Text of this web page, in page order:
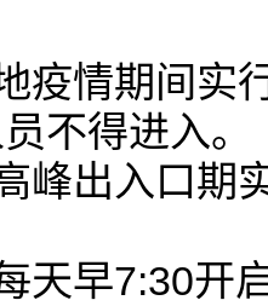
疫情期间实
不得进入。
峰出入口期
天早7:30开